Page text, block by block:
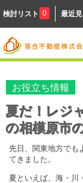
検討リスト 0 最近
お役立ち情報
夏だ！レジ
の相模原市
先日、関東地方でも
てきました。
夏といえば、海・川